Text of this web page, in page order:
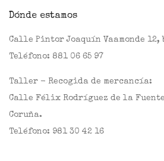
Dónde estamos
Calle Pintor Joaquín Vaamonde 12,
Teléfono: 881 06 65 97
Taller - Recogida de mercancía:
Calle Félix Rodríguez de la Fuente
Coruña.
Teléfono: 981 30 42 16